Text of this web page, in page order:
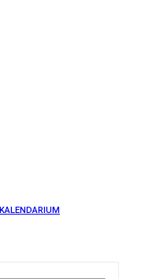
KALENDARIUM